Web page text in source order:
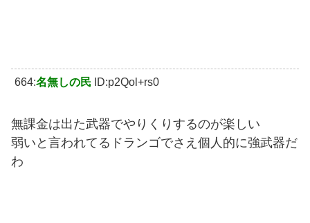
664:名無しの民 ID:p2Qol+rs0
無課金は出た武器でやりくりするのが楽しい
弱いと言われてるドランゴでさえ個人的に強武器だ
わ